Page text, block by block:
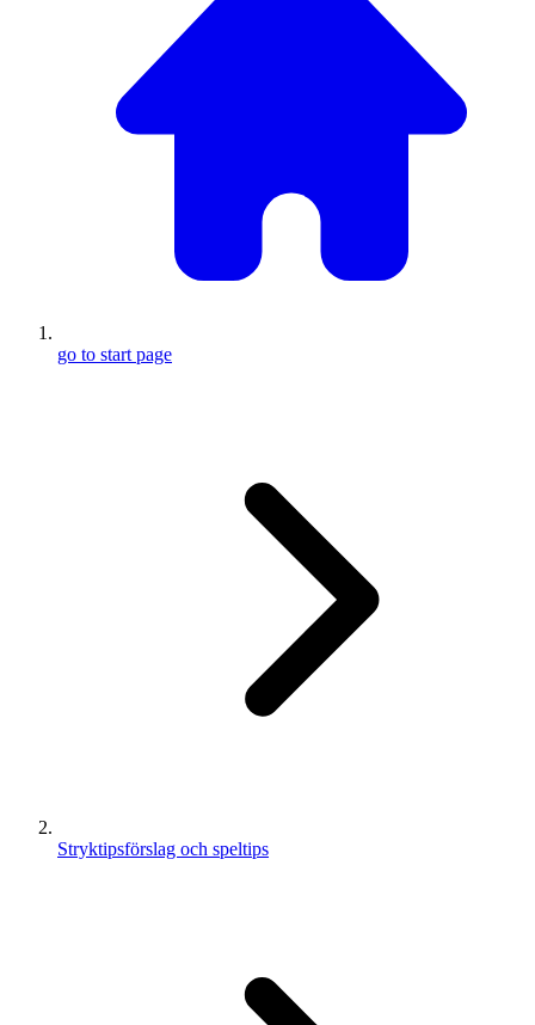
go to start page
Stryktipsförslag och speltips